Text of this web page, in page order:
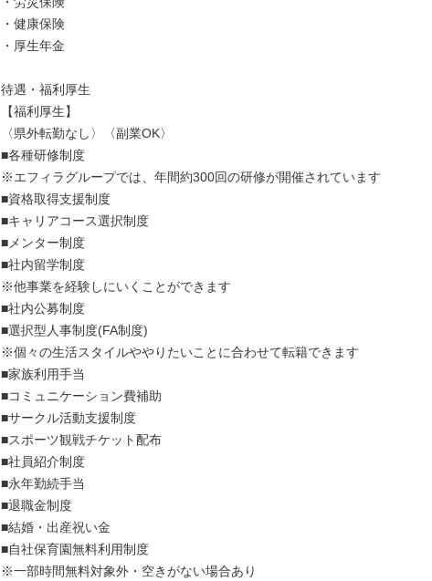
・健康保険
・厚生年金
待遇・福利厚生
【福利厚生】
〈県外転勤なし〉〈副業OK〉
■各種研修制度
※エフィラグループでは、年間約300回の研修が開催されています
■資格取得支援制度
■キャリアコース選択制度
■メンター制度
■社内留学制度
※他事業を経験しにいくことができます
■社内公募制度
■選択型人事制度(FA制度)
※個々の生活スタイルややりたいことに合わせて転籍できます
■家族利用手当
■コミュニケーション費補助
■サークル活動支援制度
■スポーツ観戦チケット配布
■社員紹介制度
■永年勤続手当
■退職金制度
■結婚・出産祝い金
■自社保育園無料利用制度
※一部時間無料対象外・空きがない場合あり